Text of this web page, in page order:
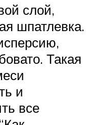
слой,
шпатлевка.
Такая
и
все